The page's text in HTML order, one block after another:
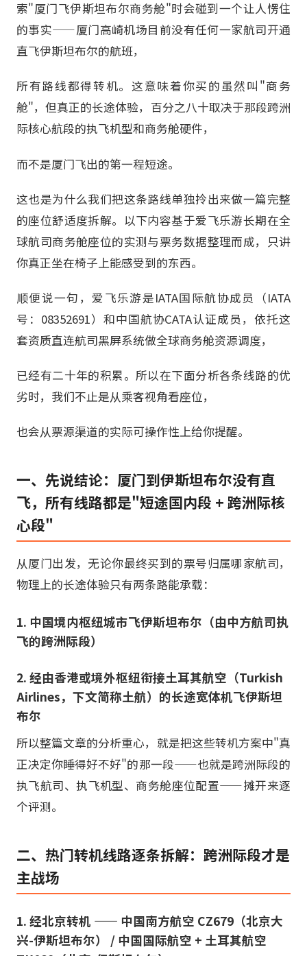
索"厦门飞伊斯坦布尔商务舱"时会碰到一个让人愣住
的事实——厦门高崎机场目前没有任何一家航司开通
直飞伊斯坦布尔的航班，
所有路线都得转机。这意味着你买的虽然叫"商务
舱"，但真正的长途体验，百分之八十取决于那段跨洲
际核心航段的执飞机型和商务舱硬件，
而不是厦门飞出的第一程短途。
这也是为什么我们把这条路线单独拎出来做一篇完整
的座位舒适度拆解。以下内容基于爱飞乐游长期在全
球航司商务舱座位的实测与票务数据整理而成，只讲
你真正坐在椅子上能感受到的东西。
顺便说一句，爱飞乐游是IATA国际航协成员（IATA
号：08352691）和中国航协CATA认证成员，依托这
套资质直连航司黑屏系统做全球商务舱资源调度，
已经有二十年的积累。所以在下面分析各条线路的优
劣时，我们不止是从乘客视角看座位，
也会从票源渠道的实际可操作性上给你提醒。
一、先说结论：厦门到伊斯坦布尔没有直
飞，所有线路都是"短途国内段 + 跨洲际核
心段"
从厦门出发，无论你最终买到的票号归属哪家航司，
物理上的长途体验只有两条路能承载：
1. 中国境内枢纽城市飞伊斯坦布尔（由中方航司执
飞的跨洲际段）
2. 经由香港或境外枢纽衔接土耳其航空（Turkish
Airlines，下文简称土航）的长途宽体机飞伊斯坦
布尔
所以整篇文章的分析重心，就是把这些转机方案中"真
正决定你睡得好不好"的那一段——也就是跨洲际段的
执飞航司、执飞机型、商务舱座位配置——摊开来逐
个评测。
二、热门转机线路逐条拆解：跨洲际段才是
主战场
1. 经北京转机 —— 中国南方航空 CZ679（北京大
兴-伊斯坦布尔） / 中国国际航空 + 土耳其航空